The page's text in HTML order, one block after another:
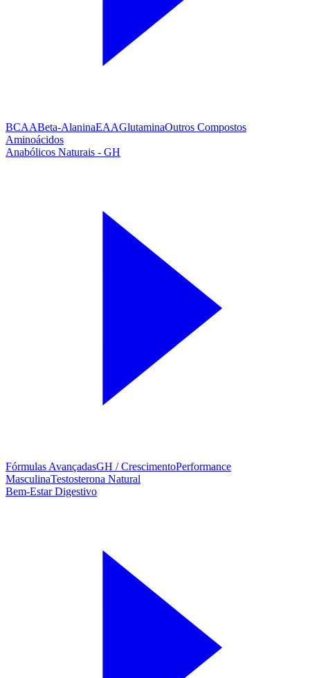
BCAABeta-AlaninaEAAGlutaminaOutros Compostos
Aminoácidos
Anabólicos Naturais - GH
Fórmulas AvançadasGH / CrescimentoPerformance
MasculinaTestosterona Natural
Bem-Estar Digestivo